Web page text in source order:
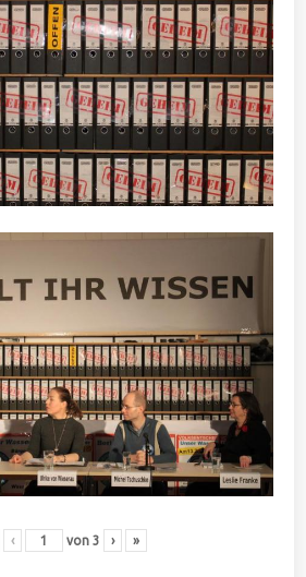
‹ von 3 › »